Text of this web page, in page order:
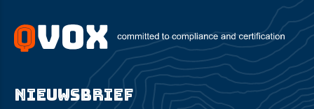
nieuwsbrief